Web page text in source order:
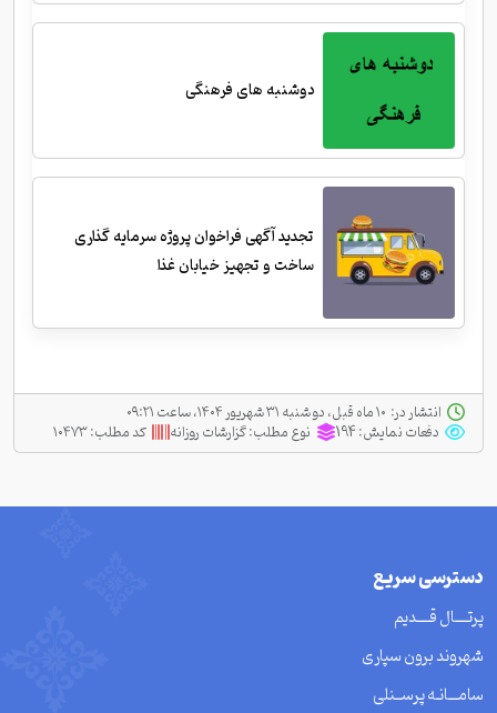
دوشنبه های فرهنگی
تجدید آگهی فراخوان پروژه سرمایه گذاری
ساخت و تجهیز خیابان غذا
انتشار در:
دفعات نمایش:194 نوع مطلب:گزارشات روزانه کد مطلب:۱۰۴۷۳
دسترسی سریع
پرتــــال قــــدیم
شهروند برون سپاری
سامـــانـه پرســنلی